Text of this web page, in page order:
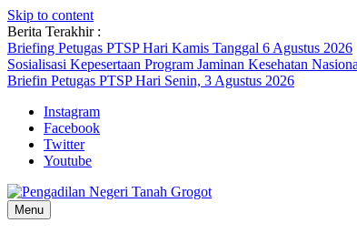
Skip to content
Berita Terakhir :
Briefing Petugas PTSP Hari Kamis Tanggal 6 Agustus 2026
Sosialisasi Kepesertaan Program Jaminan Kesehatan
Briefin Petugas PTSP Hari Senin, 3 Agustus 2026
Instagram
Facebook
Twitter
Youtube
Menu